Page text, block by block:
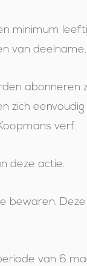
minimum
van deelname.
abonneren
zich
verf.
deze actie.
van 6